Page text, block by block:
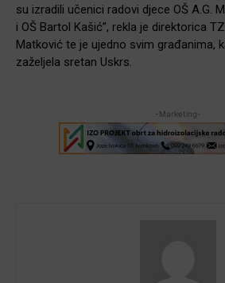
su izradili učenici radovi djece OŠ A.G.
i OŠ Bartol Kašić”, rekla je direktorica
Matković te je ujedno svim građanima,
zaželjela sretan Uskrs.
-Marketing-